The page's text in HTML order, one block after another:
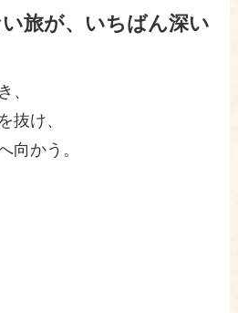
旅が、いちばん深い
、
抜け、
向かう。